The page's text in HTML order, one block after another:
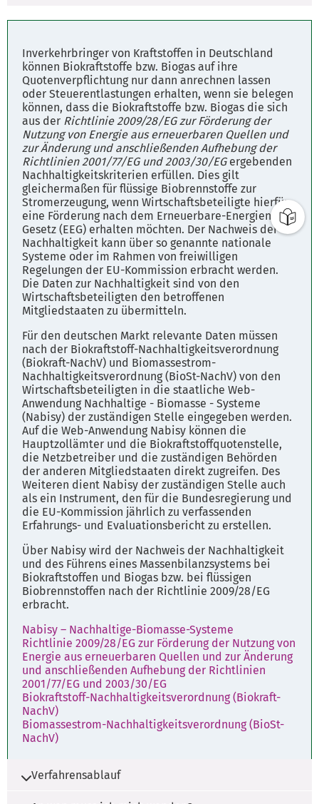
Inverkehrbringer von Kraftstoffen in Deutschland
können Biokraftstoffe bzw. Biogas auf ihre
Quotenverpflichtung nur dann anrechnen lassen
oder Steuerentlastungen erhalten, wenn sie belegen
können, dass die Biokraftstoffe bzw. Biogas die sich
aus der Richtlinie 2009/28/EG zur Förderung der
Nutzung von Energie aus erneuerbaren Quellen und
zur Änderung und anschließenden Aufhebung der
Richtlinien 2001/77/EG und 2003/30/EGergebenden
Nachhaltigkeitskriterien erfüllen. Dies gilt
gleichermaßen für flüssige Biobrennstoffe zur
Stromerzeugung, wenn Wirtschaftsbeteiligte hierfür
eine Förderung nach dem Erneuerbare-Energien-
Gesetz (EEG) erhalten möchten. Der Nachweis der
Nachhaltigkeit kann über so genannte nationale
Systeme oder im Rahmen von freiwilligen
Regelungen der EU-Kommission erbracht werden.
Die Daten zur Nachhaltigkeit sind von den
Wirtschaftsbeteiligten den betroffenen
Mitgliedstaaten zu übermitteln.
Für den deutschen Markt relevante Daten müssen
nach der Biokraftstoff-Nachhaltigkeitsverordnung
(Biokraft-NachV) und Biomassestrom-
Nachhaltigkeitsverordnung (BioSt-NachV) von den
Wirtschaftsbeteiligten in die staatliche Web-
Anwendung Nachhaltige - Biomasse - Systeme
(Nabisy) der zuständigen Stelle eingegeben werden.
Auf die Web-Anwendung Nabisy können die
Hauptzollämter und die Biokraftstoffquotenstelle,
die Netzbetreiber und die zuständigen Behörden
der anderen Mitgliedstaaten direkt zugreifen. Des
Weiteren dient Nabisy der zuständigen Stelle auch
als ein Instrument, den für die Bundesregierung und
die EU-Kommission jährlich zu verfassenden
Erfahrungs- und Evaluationsbericht zu erstellen.
Über Nabisy wird der Nachweis der Nachhaltigkeit
und des Führens eines Massenbilanzsystems bei
Biokraftstoffen und Biogas bzw. bei flüssigen
Biobrennstoffen nach der Richtlinie 2009/28/EG
erbracht.
Nabisy – Nachhaltige-Biomasse-Systeme
Richtlinie 2009/28/EG zur Förderung der Nutzung von
Energie aus erneuerbaren Quellen und zur Änderung
und anschließenden Aufhebung der Richtlinien
2001/77/EG und 2003/30/EG
Biokraftstoff-Nachhaltigkeitsverordnung (Biokraft-
NachV)
Biomassestrom-Nachhaltigkeitsverordnung (BioSt-
NachV)
Verfahrensablauf
Harburger Straße 2
29614 Soltau
Parkplätze
Fahrplanauskunft